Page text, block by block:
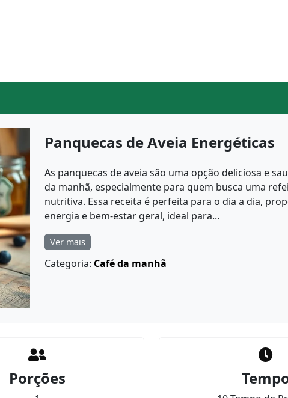
Panquecas de Aveia Energéticas
As panquecas de aveia são uma opção deliciosa e
da manhã, especialmente para quem busca uma
nutritiva. Essa receita é perfeita para o dia a dia,
energia e bem-estar geral, ideal para...
Ver mais
Categoria: Café da manhã
Porções